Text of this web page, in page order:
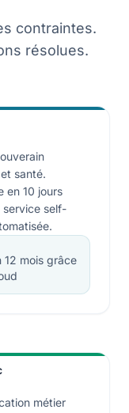
contraintes.
résolues.
santé.
en 10 jours
service self-
mois grâce
métier